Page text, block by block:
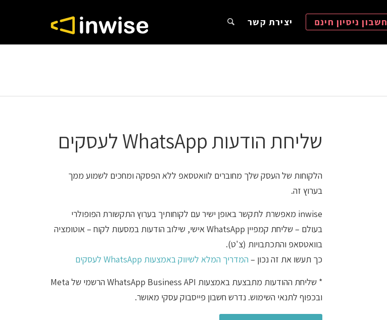
חשבון ניסיון חינם יצירת קשר
שליחת הודעות WhatsApp לעסקים
הלקוחות של העסק שלך מחוברים לוואטסאפ ללא הפסקה ומחכים לשמוע ממך
בערוץ זה.
inwise מאפשרת לתקשר באופן ישיר עם לקוחותיך בערוץ התקשורת הפופולרי
בעולם – שליחת קמפיין WhatsApp אישי, שילוב הודעות במסעות לקוח – אוטומציה
בוואטסאפ והתכתבויות (צ'ט).
כך תעשו את זה נכון – המדריך המלא לשיווק באמצעות WhatsApp לעסקים
* שליחת ההודעות מתבצעת באמצעות WhatsApp Business API הרשמי של Meta
ובכפוף לתנאי השימוש. נדרש חשבון פייסבוק עסקי מאושר.